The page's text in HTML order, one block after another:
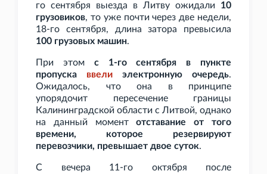
го сентября выезда в Литву ожидали 10
грузовиков, то уже почти через две недели,
18-го сентября, длина затора превысила
100 грузовых машин.
При этом с 1-го сентября в пункте
пропуска ввели электронную очередь.
Ожидалось, что она в принципе
упорядочит пересечение границы
Калининградской области с Литвой, однако
на данный моментотставание от того
времени, которое резервируют
перевозчики, превышает двое суток.
С вечера 11-го октября после